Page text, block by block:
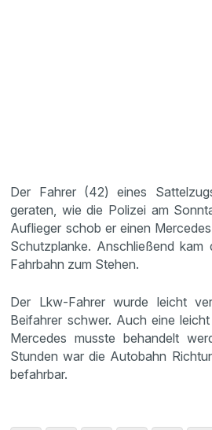
Der Fahrer (42) eines
geraten, wie die Polizei am
Auflieger schob er einen
Schutzplanke. Anschließend
Fahrbahn zum Stehen.
Der Lkw-Fahrer wurde leicht
Beifahrer schwer. Auch eine
Mercedes musste behandelt
Stunden war die Autobahn
befahrbar.